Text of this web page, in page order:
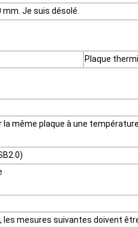
mm. Je suis désolé.
Plaque
même plaque à une température
les mesures suivantes doivent